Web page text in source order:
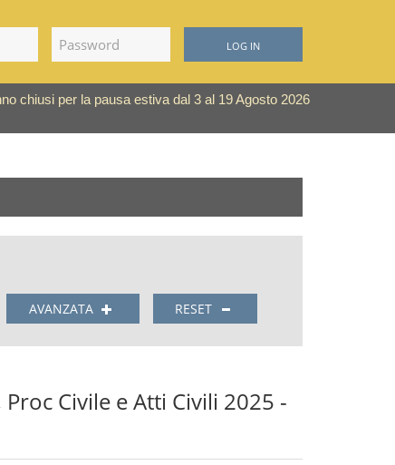
LOG IN
chiusi per la pausa estiva dal 3 al 19 Agosto 2026
AVANZATA RESET
Civile e Atti Civili 2025 -